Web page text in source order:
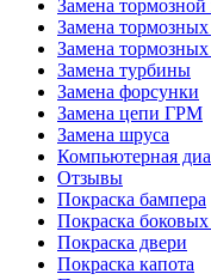
Замена
Замена тормозных
Замена
Замена турбины
Замена форсунки
Замена цепи ГРМ
Замена шруса
Компьютерная
Отзывы
Покраска бампера
Покраска боковых
Покраска двери
Покраска капота